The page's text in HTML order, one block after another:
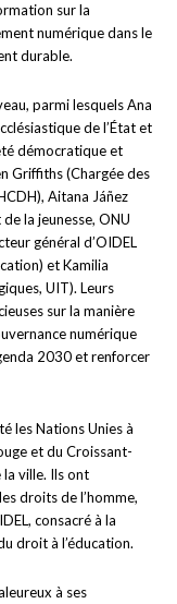
sur la
numérique dans le
durable.
parmi lesquels Ana
de l’État et
démocratique et
Griffiths (Chargée des
Aitana Jáñez
la jeunesse, ONU
général d’OIDEL
et Kamilia
UIT). Leurs
sur la manière
numérique
2030 et renforcer
les Nations Unies à
et du Croissant-
la ville. Ils ont
droits de l’homme,
consacré à la
droit à l’éducation.
à ses